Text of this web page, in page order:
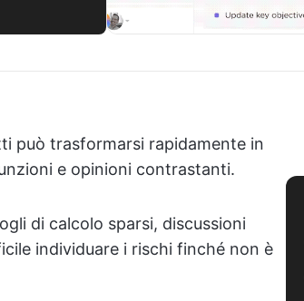
può trasformarsi rapidamente in
e opinioni contrastanti.
di calcolo sparsi, discussioni
individuare i rischi finché non è